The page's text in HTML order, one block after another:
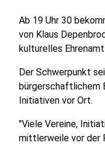
Ab 19 Uhr 30
von Klaus
kulturelles
Der Schwerpunkt
bürgerschaftlichem
Initiativen vor Ort.
"Viele Vereine,
mittlerweile vor der